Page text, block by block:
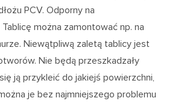
PCV. Odporny na
można zamontować np. na
Niewątpliwą zaletą tablicy jest
Nie będą przeszkadzały
ją przykleić do jakiejś powierzchni,
je bez najmniejszego problemu